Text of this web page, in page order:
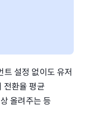
설정 없이도 유저
전환율 평균
올려주는 등